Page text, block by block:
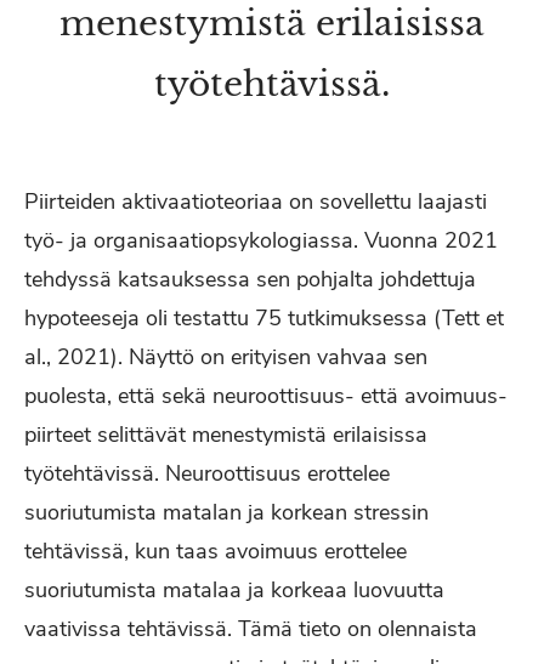
menestymistä erilaisissa
työtehtävissä.
Piirteiden aktivaatioteoriaa on sovellettu laajasti
työ- ja organisaatiopsykologiassa. Vuonna 2021
tehdyssä katsauksessa sen pohjalta johdettuja
hypoteeseja oli testattu 75 tutkimuksessa (Tett et
al., 2021). Näyttö on erityisen vahvaa sen
puolesta, että sekä neuroottisuus- että avoimuus-
piirteet selittävät menestymistä erilaisissa
työtehtävissä. Neuroottisuus erottelee
suoriutumista matalan ja korkean stressin
tehtävissä, kun taas avoimuus erottelee
suoriutumista matalaa ja korkeaa luovuutta
vaativissa tehtävissä. Tämä tieto on olennaista